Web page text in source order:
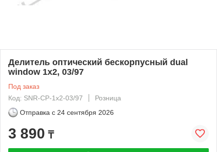
Делитель оптический бескорпусный dual
window 1х2, 03/97
Под заказ
Код: SNR-CP-1x2-03/97
Розница
Отправка с 24 сентября 2026
3 890 ₸